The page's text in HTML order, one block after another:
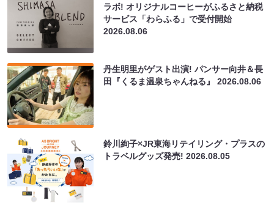
ラボ! オリジナルコーヒーがふるさと納税
サービス「わらふる」で受付開始
2026.08.06
丹生明里がゲスト出演! パンサー向井＆長
田『くるま温泉ちゃんねる』2026.08.06
鈴川絢子×JR東海リテイリング・プラスの
トラベルグッズ発売!2026.08.05